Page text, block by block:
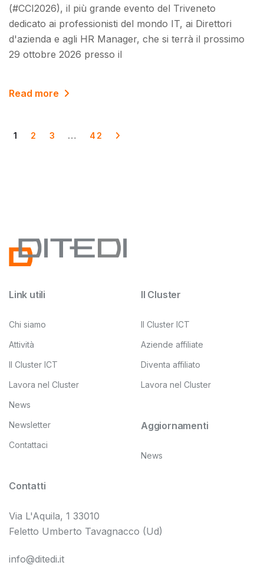
(#CCI2026), il più grande evento del Triveneto
dedicato ai professionisti del mondo IT, ai Direttori
d'azienda e agli HR Manager, che si terrà il prossimo
29 ottobre 2026 presso il
Read more
1 2 3 … 42
Link utili
Chi siamo
Attività
Il Cluster ICT
Lavora nel Cluster
News
Newsletter
Contattaci
Il Cluster
Il Cluster ICT
Aziende affiliate
Diventa affiliato
Lavora nel Cluster
Aggiornamenti
News
Contatti
Via L'Aquila, 1 33010
Feletto Umberto Tavagnacco (Ud)
info@ditedi.it